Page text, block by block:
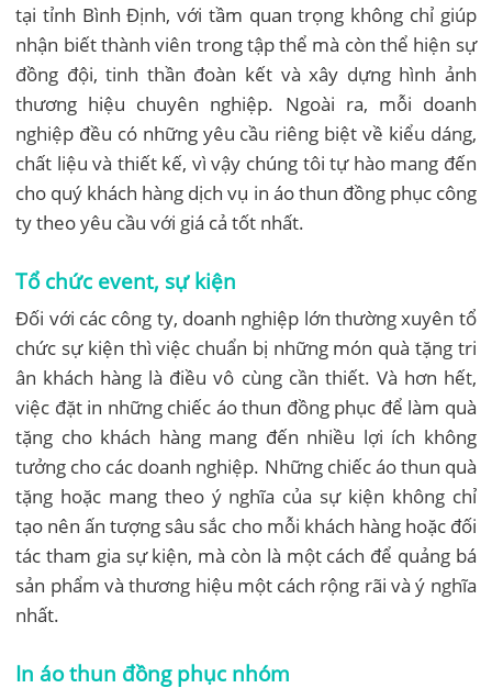
tại tỉnh Bình Định, với tầm quan trọng không chỉ giúp
nhận biết thành viên trong tập thể mà còn thể hiện sự
đồng đội, tinh thần đoàn kết và xây dựng hình ảnh
thương hiệu chuyên nghiệp. Ngoài ra, mỗi doanh
nghiệp đều có những yêu cầu riêng biệt về kiểu dáng,
chất liệu và thiết kế, vì vậy chúng tôi tự hào mang đến
cho quý khách hàng dịch vụ in áo thun đồng phục công
ty theo yêu cầu với giá cả tốt nhất.
Tổ chức event, sự kiện
Đối với các công ty, doanh nghiệp lớn thường xuyên tổ
chức sự kiện thì việc chuẩn bị những món quà tặng tri
ân khách hàng là điều vô cùng cần thiết. Và hơn hết,
việc đặt in những chiếc áo thun đồng phục để làm quà
tặng cho khách hàng mang đến nhiều lợi ích không
tưởng cho các doanh nghiệp. Những chiếc áo thun quà
tặng hoặc mang theo ý nghĩa của sự kiện không chỉ
tạo nên ấn tượng sâu sắc cho mỗi khách hàng hoặc đối
tác tham gia sự kiện, mà còn là một cách để quảng bá
sản phẩm và thương hiệu một cách rộng rãi và ý nghĩa
nhất.
In áo thun đồng phục nhóm